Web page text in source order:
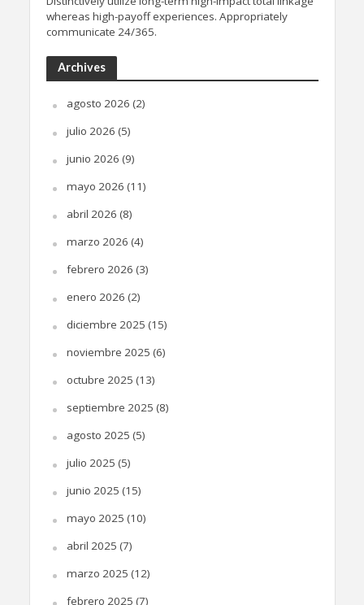
whereas high-payoff experiences. Appropriately
communicate 24/365.
Archives
agosto 2026 (2)
julio 2026 (5)
junio 2026 (9)
mayo 2026 (11)
abril 2026 (8)
marzo 2026 (4)
febrero 2026 (3)
enero 2026 (2)
diciembre 2025 (15)
noviembre 2025 (6)
octubre 2025 (13)
septiembre 2025 (8)
agosto 2025 (5)
julio 2025 (5)
junio 2025 (15)
mayo 2025 (10)
abril 2025 (7)
marzo 2025 (12)
febrero 2025 (7)